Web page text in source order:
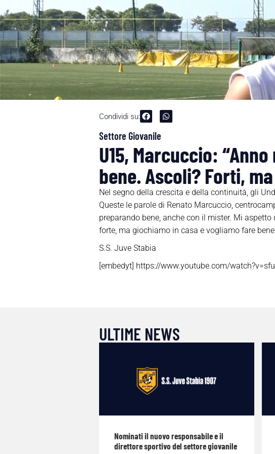
Condividi su:
Settore Giovanile
U15, Marcuccio:
bene. Ascoli? Forti,
Nel segno della crescita e della continuità, gli
Queste le parole di Renato Marcuccio,
preparando bene, anche con il mister. Mi
forte, ma giochiamo in casa e vogliamo fare
S.S. Juve Stabia
[embedyt] https://www.youtube.com/
ULTIME NEWS
Nominati il nuovo responsabile e il
direttore sportivo del settore giovanile